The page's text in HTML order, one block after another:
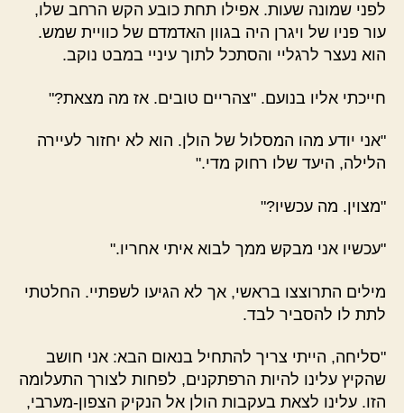
לפני שמונה שעות. אפילו תחת כובע הקש הרחב שלו,
עור פניו של ויגרן היה בגוון האדמדם של כוויית שמש.
הוא נעצר לרגליי והסתכל לתוך עיניי במבט נוקב.
חייכתי אליו בנועם. "צהריים טובים. אז מה מצאת?"
"אני יודע מהו המסלול של הולן. הוא לא יחזור לעיירה
הלילה, היעד שלו רחוק מדי."
"מצוין. מה עכשיו?"
"עכשיו אני מבקש ממך לבוא איתי אחריו."
מילים התרוצצו בראשי, אך לא הגיעו לשפתיי. החלטתי
לתת לו להסביר לבד.
"סליחה, הייתי צריך להתחיל בנאום הבא: אני חושב
שהקיץ עלינו להיות הרפתקנים, לפחות לצורך התעלומה
הזו. עלינו לצאת בעקבות הולן אל הנקיק הצפון-מערבי,